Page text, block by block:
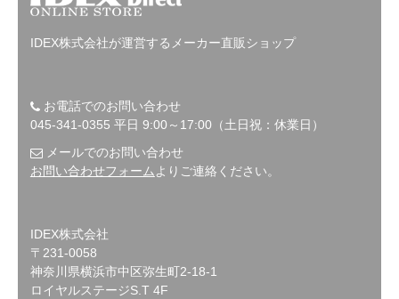
IDEX株式会社が運営するメーカー直販ショップ
お電話でのお問い合わせ
045-341-0355 平日 9:00～17:00（土日祝：休業日）
メールでのお問い合わせ
お問い合わせフォーム よりご連絡ください。
IDEX株式会社
〒231-0058
神奈川県横浜市中区弥生町2-18-1
ロイヤルステージS.T 4F